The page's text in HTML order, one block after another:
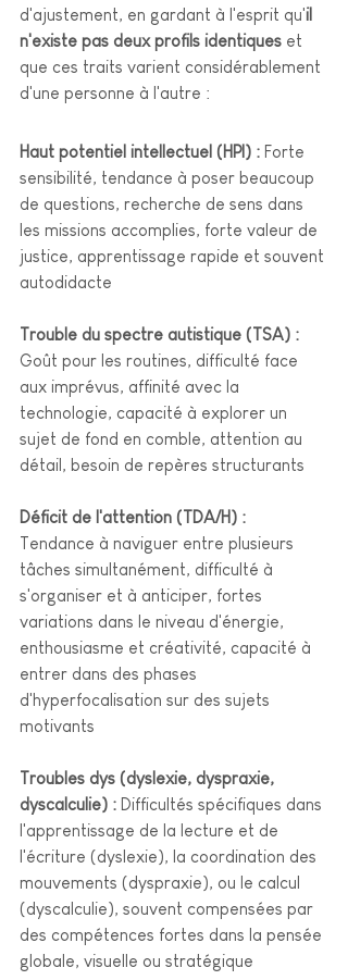
d'ajustement, en gardant à l'esprit qu'il
n'existe pas deux profils identiques et
que ces traits varient considérablement
d'une personne à l'autre :
Haut potentiel intellectuel (HPI) : Forte
sensibilité, tendance à poser beaucoup
de questions, recherche de sens dans
les missions accomplies, forte valeur de
justice, apprentissage rapide et souvent
autodidacte
Trouble du spectre autistique (TSA) :
Goût pour les routines, difficulté face
aux imprévus, affinité avec la
technologie, capacité à explorer un
sujet de fond en comble, attention au
détail, besoin de repères structurants
Déficit de l'attention (TDA/H) :
Tendance à naviguer entre plusieurs
tâches simultanément, difficulté à
s'organiser et à anticiper, fortes
variations dans le niveau d'énergie,
enthousiasme et créativité, capacité à
entrer dans des phases
d'hyperfocalisation sur des sujets
motivants
Troubles dys (dyslexie, dyspraxie,
dyscalculie) : Difficultés spécifiques dans
l'apprentissage de la lecture et de
l'écriture (dyslexie), la coordination des
mouvements (dyspraxie), ou le calcul
(dyscalculie), souvent compensées par
des compétences fortes dans la pensée
globale, visuelle ou stratégique